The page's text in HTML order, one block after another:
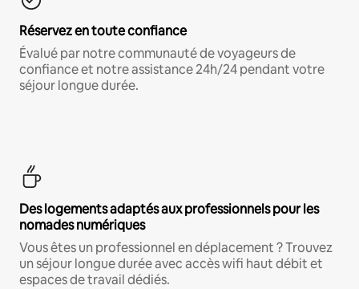
Réservez en toute confiance
Évalué par notre communauté de voyageurs de
confiance et notre assistance 24h/24 pendant votre
séjour longue durée.
Des logements adaptés aux professionnels pour les
nomades numériques
Vous êtes un professionnel en déplacement ? Trouvez
un séjour longue durée avec accès wifi haut débit et
espaces de travail dédiés.